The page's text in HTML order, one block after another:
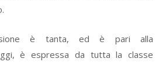
è tanta, ed è pari alla
è espressa da tutta la classe